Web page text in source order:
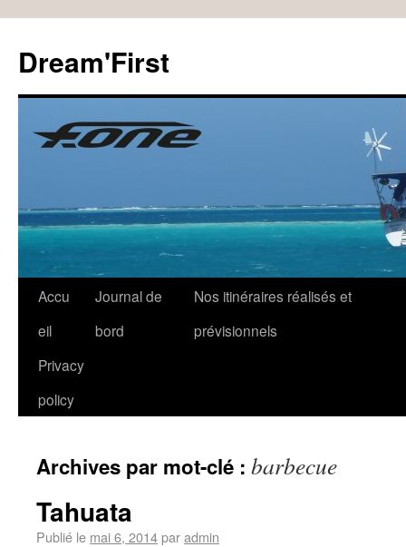
Dream'First
Accu
eil
Journal de
bord
Nos itinéraires réalisés et
prévisionnels
Privacy
policy
Archives par mot-clé : barbecue
Tahuata
Publié le mai 6, 2014paradmin